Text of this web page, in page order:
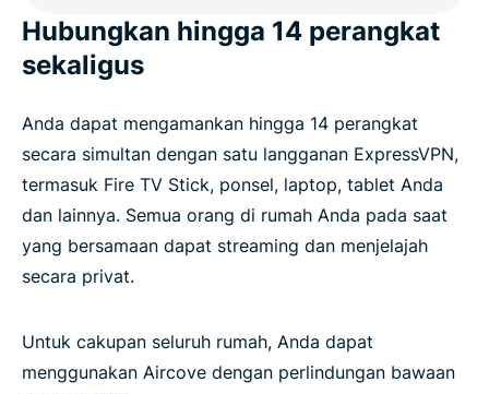
Hubungkan hingga 14 perangkat
sekaligus
Anda dapat mengamankan hingga 14 perangkat
secara simultan dengan satu langganan ExpressVPN,
termasuk Fire TV Stick, ponsel, laptop, tablet Anda
dan lainnya. Semua orang di rumah Anda pada saat
yang bersamaan dapat streaming dan menjelajah
secara privat.
Untuk cakupan seluruh rumah, Anda dapat
menggunakan Aircove dengan perlindungan bawaan